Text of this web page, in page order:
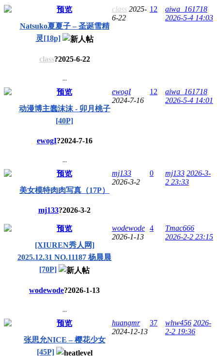
预览
Natsuko夏夏子 – 圣诞雪精
灵[18p]
class?2025-6-22
...
class 2025-
6-22
12
aiwa_161718
2026-5-4 14:03
预览
动漫博主蠢沫沫 - 卯月桃子
[40P]
ewogI?2024-7-16
...
ewogI
2024-7-16
12
aiwa_161718
2026-5-4 14:01
预览
美女模特肉肉写真（17P）
mj133?2026-3-2
mj133
2026-3-2
0 mj133 2026-3-
2 23:33
预览
[XIUREN秀人网]
2025.12.31 NO.11187 杨晨晨
[70P]
wodewode?2026-1-13
...
wodewode
2026-1-13
4
Tmac666
2026-2-2 23:15
预览
张思允NICE – 樱花少女
[45P]
huangmr
2024-12-13
37 whw456 2026-
2-2 19:36